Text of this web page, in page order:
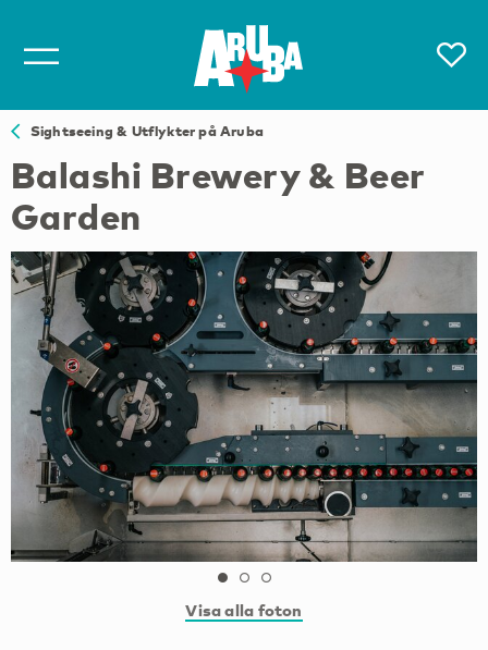
Sightseeing & Utflykter på Aruba
Balashi Brewery & Beer
Garden
Visa alla foton